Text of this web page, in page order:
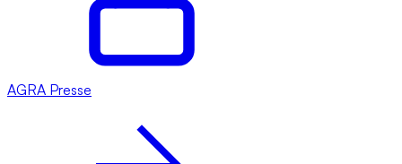
AGRA Presse